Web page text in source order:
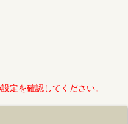
定を確認してください。